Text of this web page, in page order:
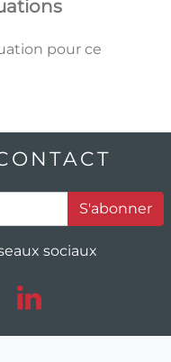
pour ce
S'abonner
sociaux